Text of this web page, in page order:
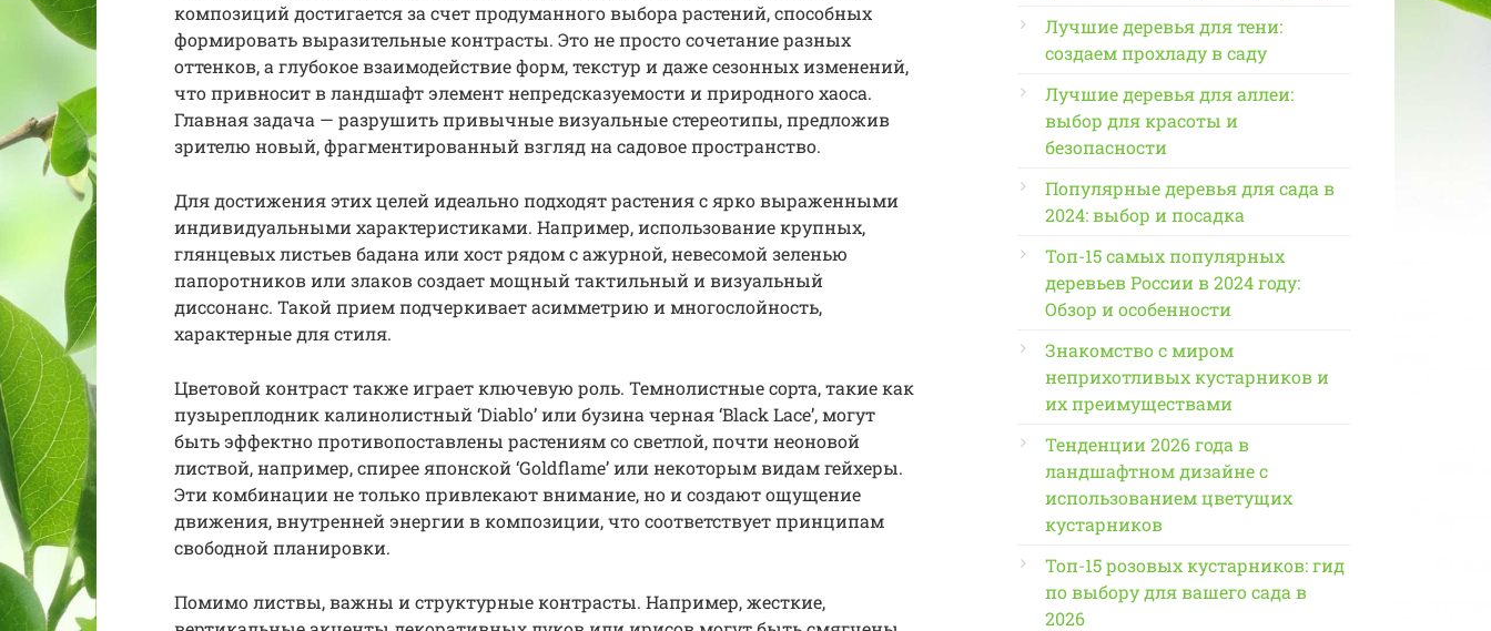
композиций достигается за счет продуманного выбора растений, способных
формировать выразительные контрасты. Это не просто сочетание разных
оттенков, а глубокое взаимодействие форм, текстур и даже сезонных изменений,
что привносит в ландшафт элемент непредсказуемости и природного хаоса.
Главная задача — разрушить привычные визуальные стереотипы, предложив
зрителю новый, фрагментированный взгляд на садовое пространство.
Для достижения этих целей идеально подходят растения с ярко выраженными
индивидуальными характеристиками. Например, использование крупных,
глянцевых листьев бадана или хост рядом с ажурной, невесомой зеленью
папоротников или злаков создает мощный тактильный и визуальный
диссонанс. Такой прием подчеркивает асимметрию и многослойность,
характерные для стиля.
Цветовой контраст также играет ключевую роль. Темнолистные сорта, такие как
пузыреплодник калинолистный ‘Diablo’ или бузина черная ‘Black Lace’, могут
быть эффектно противопоставлены растениям со светлой, почти неоновой
листвой, например, спирее японской ‘Goldflame’ или некоторым видам гейхеры.
Эти комбинации не только привлекают внимание, но и создают ощущение
движения, внутренней энергии в композиции, что соответствует принципам
свободной планировки.
Помимо листвы, важны и структурные контрасты. Например, жесткие,
Лучшие деревья для тени:
создаем прохладу в саду
Лучшие деревья для аллеи:
выбор для красоты и
безопасности
Популярные деревья для сада в
2024: выбор и посадка
Топ-15 самых популярных
деревьев России в 2024 году:
Обзор и особенности
Знакомство с миром
неприхотливых кустарников и
их преимуществами
Тенденции 2026 года в
ландшафтном дизайне с
использованием цветущих
кустарников
Топ-15 розовых кустарников: гид
по выбору для вашего сада в
2026